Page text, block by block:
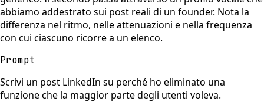
abbiamo addestrato sui post reali di un founder. Nota la
differenza nel ritmo, nelle attenuazioni e nella frequenza
con cui ciascuno ricorre a un elenco.
Prompt
Scrivi un post LinkedIn su perché ho eliminato una
funzione che la maggior parte degli utenti voleva.